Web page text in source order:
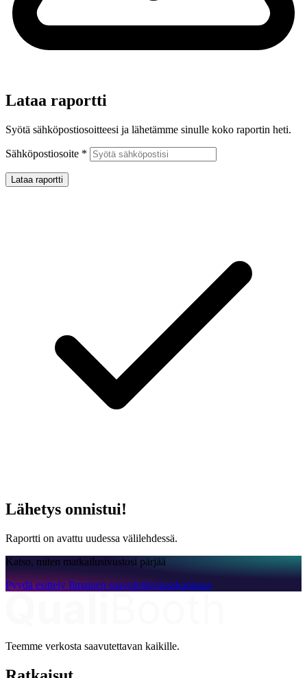
Lataa raportti
Syötä sähköpostiosoitteesi ja lähetämme sinulle koko raportin heti.
Sähköpostiosoite *
Lataa raportti
Lähetys onnistui!
Raportti on avattu uudessa välilehdessä.
Katso, miten matkailusivustosi pärjää
Pyydä esittely Ilmainen saavutettavuusskannaus
Teemme verkosta saavutettavan kaikille.